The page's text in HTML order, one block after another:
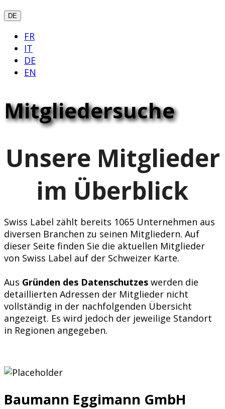
DE
FR
IT
DE
EN
Mitgliedersuche
Unsere Mitglieder
im Überblick
Swiss Label zählt bereits 1065 Unternehmen aus
diversen Branchen zu seinen Mitgliedern. Auf
dieser Seite finden Sie die aktuellen Mitglieder
von Swiss Label auf der Schweizer Karte.
Aus Gründen des Datenschutzes werden die
detaillierten Adressen der Mitglieder nicht
vollständig in der nachfolgenden Übersicht
angezeigt. Es wird jedoch der jeweilige Standort
in Regionen angegeben.
Baumann Eggimann GmbH